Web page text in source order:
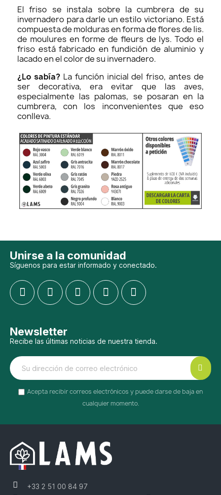
El friso se instala sobre la cumbrera de su
invernadero para darle un estilo victoriano. Está
compuesta de molduras en forma de flores de lis.
de moulures en forme de fleurs de lys. Todo el
friso está fabricado en fundición de aluminio y
lacado en el color de su invernadero.
¿Lo sabía?La función inicial del friso, antes de
ser decorativa, era evitar que las aves,
especialmente las palomas, se posaran en la
cumbrera, con los inconvenientes que eso
conlleva.
Unirse a la comunidad
Síguenos para estar informado y conectado.
Newsletter
Recibe las últimas noticias de nuestra tienda.
Acepta recibir correos electrónicos y puede darse de baja en
cualquier momento.
+33 2 51 00 84 97